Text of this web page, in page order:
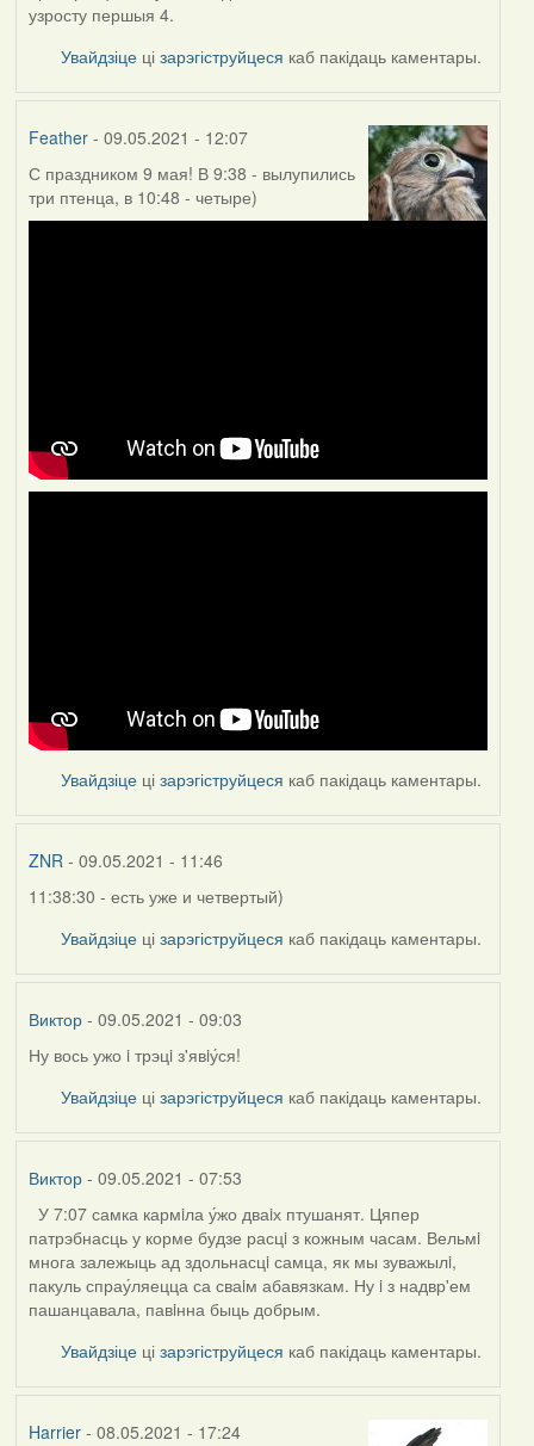
узросту першыя 4.
Увайдзіце цізарэгіструйцеся каб пакідаць каментары.
Feather- 09.05.2021 - 12:07
С праздником 9 мая! В 9:38 - вылупились
три птенца, в 10:48 - четыре)
Увайдзіце цізарэгіструйцеся каб пакідаць каментары.
ZNR- 09.05.2021 - 11:46
11:38:30 - есть уже и четвертый)
Увайдзіце цізарэгіструйцеся каб пакідаць каментары.
Виктор- 09.05.2021 - 09:03
Ну вось ужо i трэцi з'явiу́ся!
Увайдзіце цізарэгіструйцеся каб пакідаць каментары.
Виктор- 09.05.2021 - 07:53
У 7:07 самка кармiла у́жо дваiх птушанят. Цяпер
патрэбнасць у корме будзе расцi з кожным часам. Вельмi
многа залежыць ад здольнасцi самца, як мы зуважылi,
пакуль спрау́ляецца са сваiм абавязкам. Ну i з надвр'ем
пашанцавала, павiнна быць добрым.
Увайдзіце цізарэгіструйцеся каб пакідаць каментары.
Harrier- 08.05.2021 - 17:24